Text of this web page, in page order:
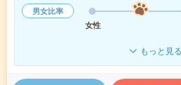
男女比率
女性
もっと見る